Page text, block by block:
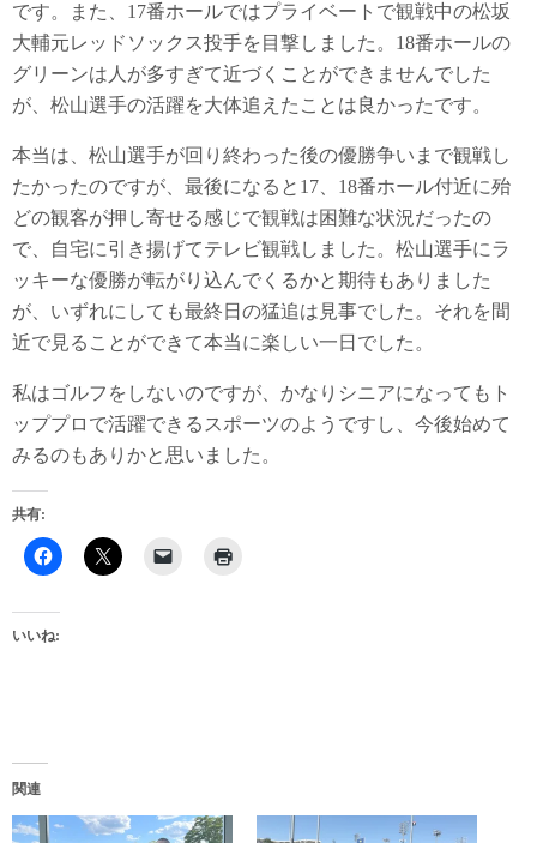
です。また、17番ホールではプライベートで観戦中の松坂
大輔元レッドソックス投手を目撃しました。18番ホールの
グリーンは人が多すぎて近づくことができませんでした
が、松山選手の活躍を大体追えたことは良かったです。
本当は、松山選手が回り終わった後の優勝争いまで観戦し
たかったのですが、最後になると17、18番ホール付近に殆
どの観客が押し寄せる感じで観戦は困難な状況だったの
で、自宅に引き揚げてテレビ観戦しました。松山選手にラ
ッキーな優勝が転がり込んでくるかと期待もありました
が、いずれにしても最終日の猛追は見事でした。それを間
近で見ることができて本当に楽しい一日でした。
私はゴルフをしないのですが、かなりシニアになってもト
ッププロで活躍できるスポーツのようですし、今後始めて
みるのもありかと思いました。
共有:
いいね:
関連